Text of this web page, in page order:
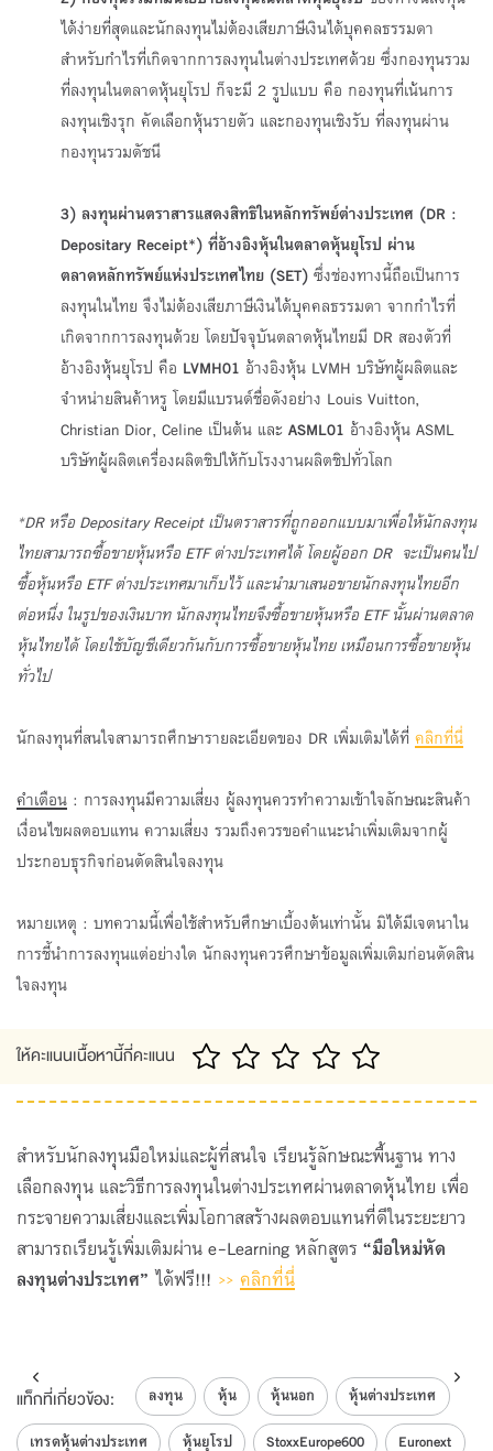
ได้ง่ายที่สุดและนักลงทุนไม่ต้องเสียภาษีเงินได้บุคคลธรรมดา
สำหรับกำไรที่เกิดจากการลงทุนในต่างประเทศด้วย ซึ่งกองทุนรวม
ที่ลงทุนในตลาดหุ้นยุโรป ก็จะมี 2 รูปแบบ คือ กองทุนที่เน้นการ
ลงทุนเชิงรุก คัดเลือกหุ้นรายตัว และกองทุนเชิงรับ ที่ลงทุนผ่าน
กองทุนรวมดัชนี
3) ลงทุนผ่านตราสารแสดงสิทธิในหลักทรัพย์ต่างประเทศ (DR :
Depositary Receipt*) ที่อ้างอิงหุ้นในตลาดหุ้นยุโรป ผ่าน
ตลาดหลักทรัพย์แห่งประเทศไทย (SET) ซึ่งช่องทางนี้ถือเป็นการ
ลงทุนในไทย จึงไม่ต้องเสียภาษีเงินได้บุคคลธรรมดา จากกำไรที่
เกิดจากการลงทุนด้วย โดยปัจจุบันตลาดหุ้นไทยมี DR สองตัวที่
อ้างอิงหุ้นยุโรป คือ LVMH01 อ้างอิงหุ้น LVMH บริษัทผู้ผลิตและ
จำหน่ายสินค้าหรู โดยมีแบรนด์ชื่อดังอย่าง Louis Vuitton,
Christian Dior, Celine เป็นต้น และ ASML01 อ้างอิงหุ้น ASML
บริษัทผู้ผลิตเครื่องผลิตชิปให้กับโรงงานผลิตชิปทั่วโลก
*DR หรือ Depositary Receipt เป็นตราสารที่ถูกออกแบบมาเพื่อให้นักลงทุน
ไทยสามารถซื้อขายหุ้นหรือETF ต่างประเทศได้ โดยผู้ออก DR จะเป็นคนไป
ซื้อหุ้นหรือ ETF ต่างประเทศมาเก็บไว้ และนำมาเสนอขายนักลงทุนไทยอีก
ต่อหนึ่ง ในรูปของเงินบาท นักลงทุนไทยจึงซื้อขายหุ้นหรือ ETF นั้นผ่านตลาด
หุ้นไทยได้ โดยใช้บัญชีเดียวกันกับการซื้อขายหุ้นไทย เหมือนการซื้อขายหุ้น
ทั่วไป
นักลงทุนที่สนใจสามารถศึกษารายละเอียดของ DR เพิ่มเติมได้ที่ คลิกที่นี่
คำเตือน : การลงทุนมีความเสี่ยง ผู้ลงทุนควรทำความเข้าใจลักษณะสินค้า
เงื่อนไขผลตอบแทน ความเสี่ยง รวมถึงควรขอคำแนะนำเพิ่มเติมจากผู้
ประกอบธุรกิจก่อนตัดสินใจลงทุน
หมายเหตุ : บทความนี้เพื่อใช้สำหรับศึกษาเบื้องต้นเท่านั้น มิได้มีเจตนาใน
การชี้นำการลงทุนแต่อย่างใด นักลงทุนควรศึกษาข้อมูลเพิ่มเติมก่อนตัดสิน
ใจลงทุน
ให้คะแนนเนื้อหานี้กี่คะแนน
สำหรับนักลงทุนมือใหม่และผู้ที่สนใจ เรียนรู้ลักษณะพื้นฐาน ทาง
เลือกลงทุน และวิธีการลงทุนในต่างประเทศผ่านตลาดหุ้นไทย เพื่อ
กระจายความเสี่ยงและเพิ่มโอกาสสร้างผลตอบแทนที่ดีในระยะยาว
สามารถเรียนรู้เพิ่มเติมผ่าน e-Learning หลักสูตร “มือใหม่หัด
ลงทุนต่างประเทศ”ได้ฟรี!!! >> คลิกที่นี่
แท็กที่เกี่ยวข้อง: ลงทุน หุ้น หุ้นนอก
หุ้นต่างประเทศ
เทรดหุ้นต่างประเทศ
หุ้นยุโรป StoxxEurope600
Euronext